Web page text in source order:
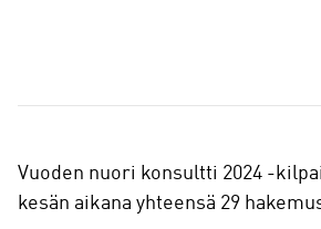
a
Vuoden nuori konsultti 2024 -
kesän aikana yhteensä 29